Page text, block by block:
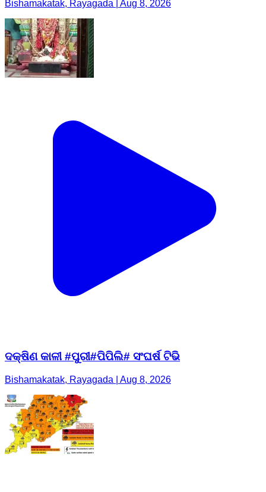
Bishamakatak, Rayagada | Aug 8, 2026
ଦକ୍ଷିଣ କାଳୀ #ପୁରୀ#ପିପିଲି# ସଂଘର୍ଷ ଟିଭି
Bishamakatak, Rayagada | Aug 8, 2026